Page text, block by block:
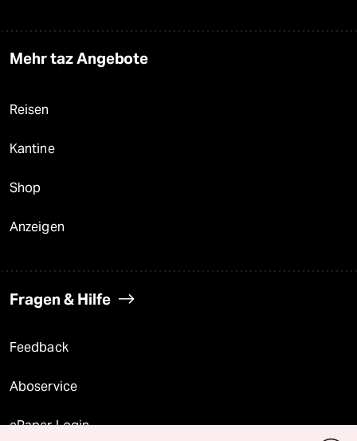
Mehr taz Angebote
Reisen
Kantine
Shop
Anzeigen
Fragen & Hilfe
Feedback
Aboservice
ePaper Login